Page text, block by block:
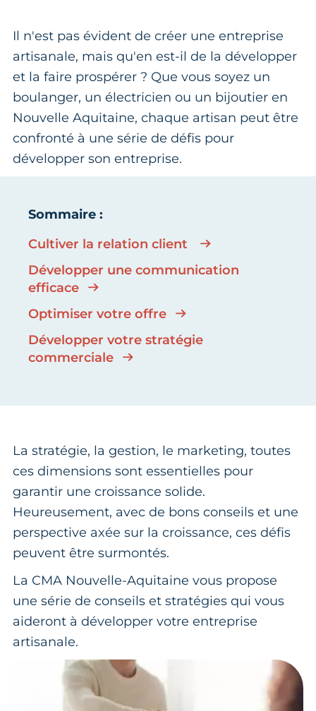
Il n'est pas évident de créer une entreprise
artisanale, mais qu'en est-il de la développer
et la faire prospérer ? Que vous soyez un
boulanger, un électricien ou un bijoutier en
Nouvelle Aquitaine, chaque artisan peut être
confronté à une série de défis pour
développer son entreprise.
Sommaire :
Cultiver la relation client
Développer une communication
efficace
Optimiser votre offre
Développer votre stratégie
commerciale
La stratégie, la gestion, le marketing, toutes
ces dimensions sont essentielles pour
garantir une croissance solide.
Heureusement, avec de bons conseils et une
perspective axée sur la croissance, ces défis
peuvent être surmontés.
La CMA Nouvelle-Aquitaine vous propose
une série de conseils et stratégies qui vous
aideront à développer votre entreprise
artisanale.